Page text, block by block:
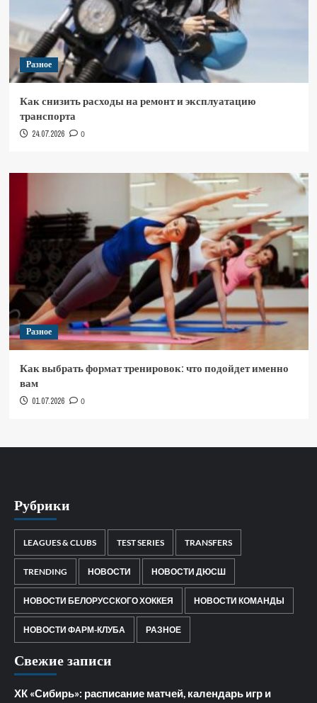
Разное
Как снизить расходы на ремонт и эксплуатацию
транспорта
24.07.2026 0
Разное
Как выбрать формат тренировок: что подойдет именно
вам
01.07.2026 0
Рубрики
LEAGUES & CLUBS TEST SERIES TRANSFERS
TRENDING НОВОСТИ НОВОСТИ ДЮСШ
НОВОСТИ БЕЛОРУССКОГО ХОККЕЯ НОВОСТИ КОМАНДЫ
НОВОСТИ ФАРМ-КЛУБА РАЗНОЕ
Свежие записи
ХК «Сибирь»: расписание матчей, календарь игр и